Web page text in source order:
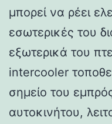
μπορεί να ρέει
εσωτερικές του
εξωτερικά του
intercooler
σημείο του
αυτοκινήτου,